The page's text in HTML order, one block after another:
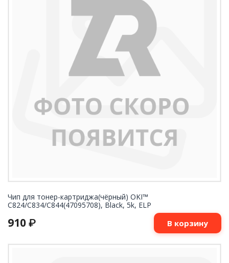
Чип для тонер-картриджа(чёрный) OKI™
C824/C834/C844(47095708), Black, 5k, ELP
910 ₽ В корзину